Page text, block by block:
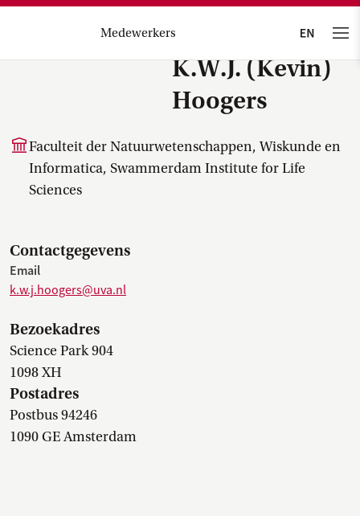
Medewerkers
K.W.J. (Kevin)
Hoogers
Faculteit der Natuurwetenschappen, Wiskunde en
Informatica, Swammerdam Institute for Life
Sciences
Contactgegevens
Email
k.w.j.hoogers@uva.nl
Bezoekadres
Science Park 904
1098 XH
Postadres
Postbus 94246
1090 GE Amsterdam